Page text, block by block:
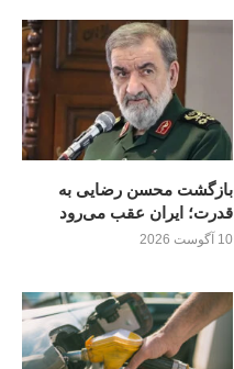
بازگشت محسن رضایی به
قدرت؛ ايران عقب می‌رود
10 آگوست 2026